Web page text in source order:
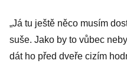
„Já tu ještě něco musím
suše. Jako by to vůbec
dát ho před dveře cizím